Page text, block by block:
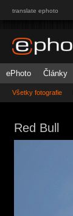
translate ephoto
ePhoto Články
Všetky fotografie
Red Bull